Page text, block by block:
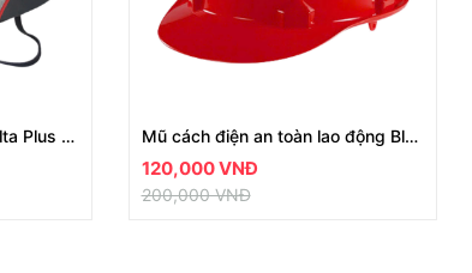
Mũ lưỡi trai thoáng khí Delta Plus Air Coltan Mũ cách điện an toàn lao động Blue Eagle mã HR35
120,000 VNĐ
200,000 VNĐ